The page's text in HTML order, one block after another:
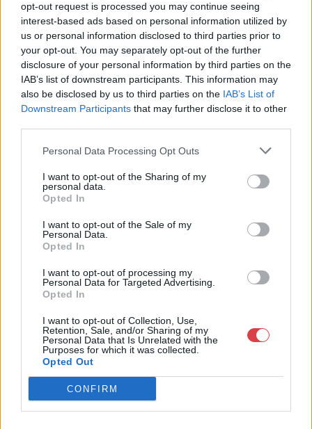
opt-out request is processed you may continue seeing
interest-based ads based on personal information utilized by
us or personal information disclosed to third parties prior to
your opt-out. You may separately opt-out of the further
disclosure of your personal information by third parties on the
IAB’s list of downstream participants. This information may
also be disclosed by us to third parties on the IAB’s List of
Downstream Participants that may further disclose it to other
Personal Data Processing Opt Outs
I want to opt-out of the Sharing of my
personal data.
Opted In
I want to opt-out of the Sale of my
Personal Data.
Opted In
I want to opt-out of processing my
Personal Data for Targeted Advertising.
Opted In
I want to opt-out of Collection, Use,
Retention, Sale, and/or Sharing of my
Personal Data that Is Unrelated with the
Purposes for which it was collected.
Opted Out
CONFIRM
Aukció dátuma: 2023.10.04
Aukció ideje: 18:00
Aukció helye: II. ZSIGMOND TÉR 8.
Tételszám: 39
Eladó adatai
Műgyűjtők Háza kft.
1023
http://www.mugyujtokhaza.hu
Bemutatkozás: 2013 nyarán nyitottuk meg Galériánkat
áron, gyorsan találjanak vevőt műtárgyaikra, az eladók pedig
rendszeresen tudják gazdagítani gyűjteményüket változatos
kínálatunkból. Ezért is rendezünk minden második héten,
szerda esténként online árverést! Kedd-től péntek-ig 11.00-este
GALÉRIA TOVÁBBI MŰTÁRGYAI